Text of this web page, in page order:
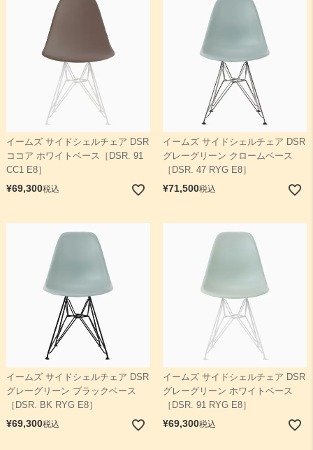
イームズ サイドシェルチェア DSR
ココア ホワイトベース［DSR. 91
CC1 E8］
¥69,300税込
イームズ サイドシェルチェア DSR
グレーグリーン クロームベース
［DSR. 47 RYG E8］
¥71,500税込
イームズ サイドシェルチェア DSR
グレーグリーン ブラックベース
［DSR. BK RYG E8］
¥69,300税込
イームズ サイドシェルチェア DSR
グレーグリーン ホワイトベース
［DSR. 91 RYG E8］
¥69,300税込